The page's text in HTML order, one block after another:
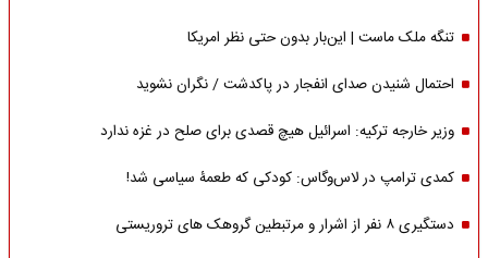
تنگه ملک ماست | این‌بار بدون حتی نظر امریکا
احتمال شنیدن صدای انفجار در پاکدشت / نگران نشوید
وزیر خارجه ترکیه: اسرائیل هیچ قصدی برای صلح در غزه ندارد
کمدی ترامپ در لاس‌وگاس: کودکی که طعمۀ سیاسی شد!
دستگیری ۸ نفر از اشرار و مرتبطین گروهک های تروریستی